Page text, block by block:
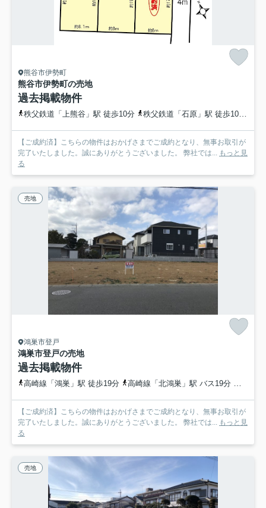
熊谷市伊勢町
熊谷市伊勢町の売地
過去掲載物件
秩父鉄道「上熊谷」駅 徒歩10分 秩父鉄道「石原」駅 徒歩10分
【ご成約済】こちらの物件はおかげさまでご成約となり、無事お取引が
完了いたしました。誠にありがとうございました。 弊社では... もっと見
る
売地
鴻巣市登戸
鴻巣市登戸の売地
過去掲載物件
高崎線「鴻巣」駅 徒歩19分 高崎線「北鴻巣」駅 バス19分 埼玉県鴻巣市「二本木（鴻巣市）」 停歩8分
【ご成約済】こちらの物件はおかげさまでご成約となり、無事お取引が
完了いたしました。誠にありがとうございました。 弊社では... もっと見
る
売地